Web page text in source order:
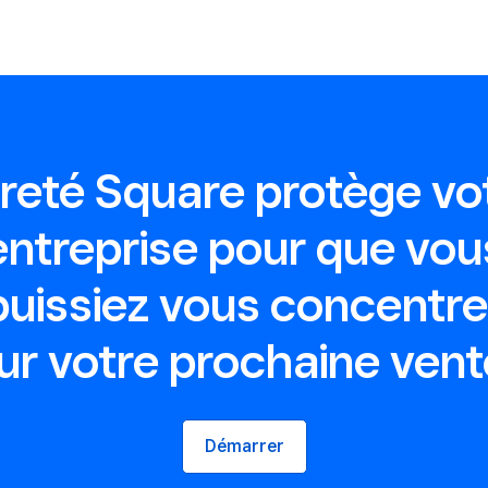
Square protège
pour que
vous
votre prochaine
Démarrer